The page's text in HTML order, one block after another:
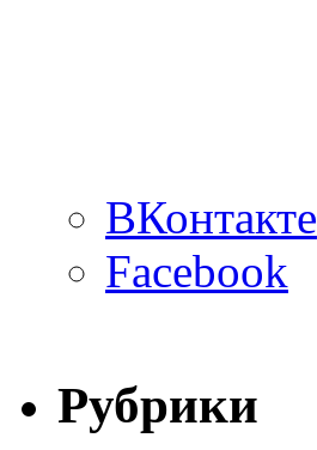
ВКонтакте
Facebook
Рубрики